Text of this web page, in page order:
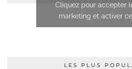
Cliquez pour accepter
marketing et activer
LES PLUS